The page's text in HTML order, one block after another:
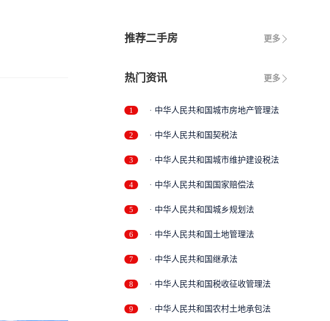
更多
推荐二手房
更多
热门资讯
1 · 中华人民共和国城市房地产管理法
2 · 中华人民共和国契税法
3 · 中华人民共和国城市维护建设税法
4 · 中华人民共和国国家赔偿法
5 · 中华人民共和国城乡规划法
6 · 中华人民共和国土地管理法
7 · 中华人民共和国继承法
8 · 中华人民共和国税收征收管理法
9 · 中华人民共和国农村土地承包法